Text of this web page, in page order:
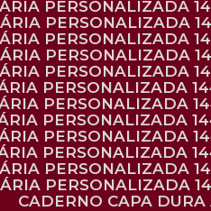
PERSONALIZADA
PERSONALIZADA
PERSONALIZADA
PERSONALIZADA
PERSONALIZADA
PERSONALIZADA
PERSONALIZADA
PERSONALIZADA
PERSONALIZADA
PERSONALIZADA
PERSONALIZADA
PERSONALIZADA
CADERNO CAPA DURA